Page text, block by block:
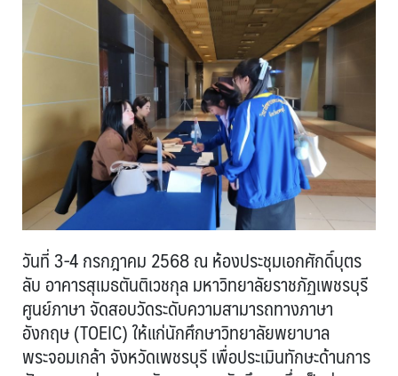
วันที่ 3-4 กรกฎาคม 2568 ณ ห้องประชุมเอกศักดิ์บุตร
ลับ อาคารสุเมธตันติเวชกุล มหาวิทยาลัยราชภัฏเพชรบุรี
ศูนย์ภาษา จัดสอบวัดระดับความสามารถทางภาษา
อังกฤษ (TOEIC) ให้แก่นักศึกษาวิทยาลัยพยาบาล
พระจอมเกล้า จังหวัดเพชรบุรี เพื่อประเมินทักษะด้านการ